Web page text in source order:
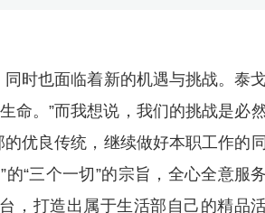
时也面临着新的机遇与挑战。泰戈
命。”而我想说，我们的挑战是必
优良传统，继续做好本职工作的同
“三个一切”的宗旨，全心全意服务
，打造出属于生活部自己的精品